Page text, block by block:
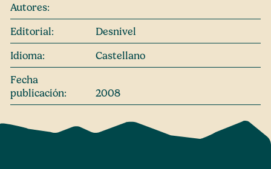
Autores:
Editorial:
Desnivel
Idioma:
Castellano
Fecha
publicación:
2008